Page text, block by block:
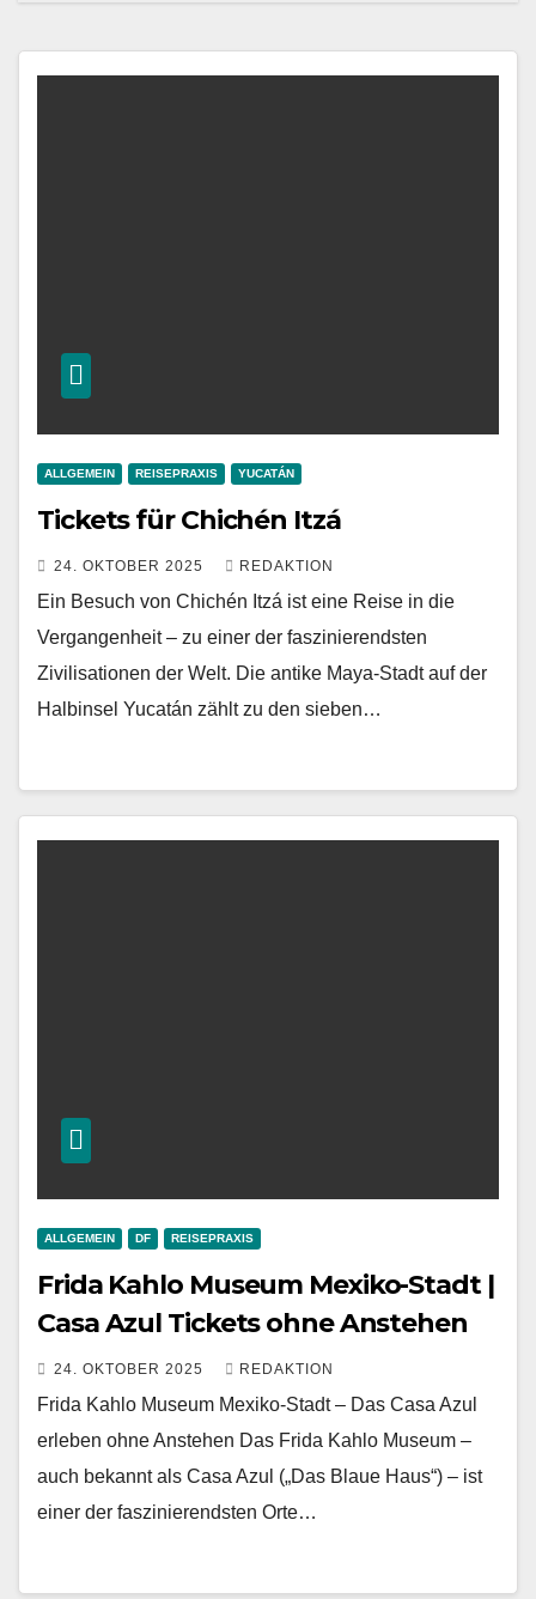
ALLGEMEIN REISEPRAXIS YUCATÁN
Tickets für Chichén Itzá
24. OKTOBER 2025 REDAKTION
Ein Besuch von Chichén Itzá ist eine Reise in die
Vergangenheit – zu einer der faszinierendsten
Zivilisationen der Welt. Die antike Maya-Stadt auf der
Halbinsel Yucatán zählt zu den sieben…
ALLGEMEIN DF REISEPRAXIS
Frida Kahlo Museum Mexiko-Stadt |
Casa Azul Tickets ohne Anstehen
24. OKTOBER 2025 REDAKTION
Frida Kahlo Museum Mexiko-Stadt – Das Casa Azul
erleben ohne Anstehen Das Frida Kahlo Museum –
auch bekannt als Casa Azul („Das Blaue Haus“) – ist
einer der faszinierendsten Orte…